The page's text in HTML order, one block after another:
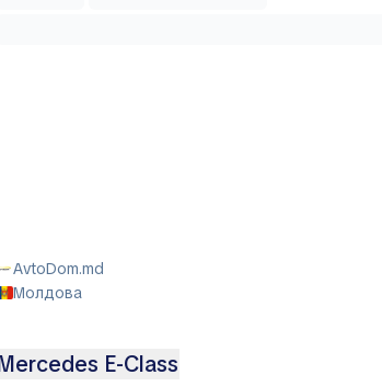
AvtoDom.md
Молдова
E-Class